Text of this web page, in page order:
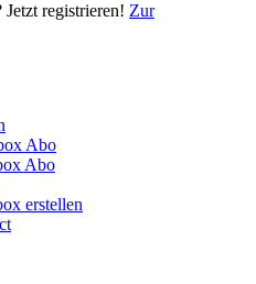
registrieren! Zur
Abo
Abo
erstellen